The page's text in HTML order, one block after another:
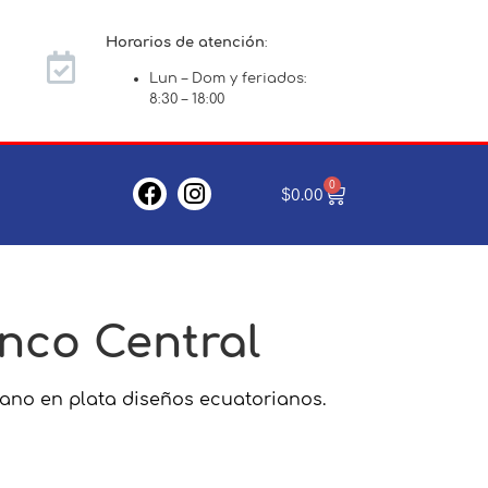
Horarios de atención:
Lun – Dom y feriados:
8:30 – 18:00
$0.00
0
Central
en plata diseños ecuatorianos.